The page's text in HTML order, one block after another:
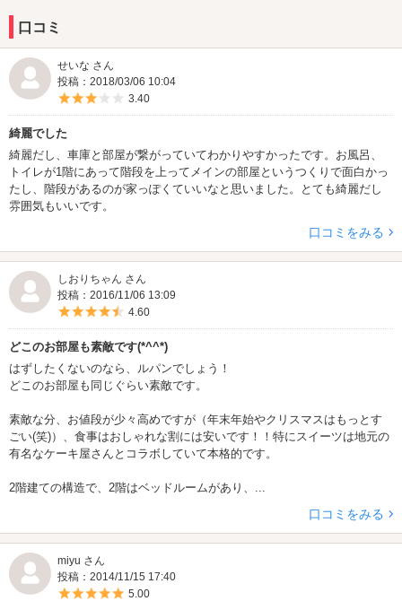
口コミ
せいな さん
投稿：2018/03/06 10:04
5つ星のうち3
3.40
綺麗でした
綺麗だし、車庫と部屋が繋がっていてわかりやすかったです。お風呂、
トイレが1階にあって階段を上ってメインの部屋というつくりで面白かっ
たし、階段があるのが家っぽくていいなと思いました。とても綺麗だし
雰囲気もいいです。
口コミをみる
しおりちゃん さん
投稿：2016/11/06 13:09
5つ星のうち4.5
4.60
どこのお部屋も素敵です(*^^*)
はずしたくないのなら、ルパンでしょう！
どこのお部屋も同じぐらい素敵です。
素敵な分、お値段が少々高めですが（年末年始やクリスマスはもっとす
ごい(笑)）、食事はおしゃれな割には安いです！！特にスイーツは地元の
有名なケーキ屋さんとコラボしていて本格的です。
2階建ての構造で、2階はベッドルームがあり、...
口コミをみる
miyu さん
投稿：2014/11/15 17:40
5つ星のうち5
5.00